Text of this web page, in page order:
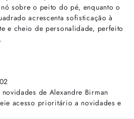
sobre o peito do pé, enquanto o
acrescenta sofisticação à
e cheio de personalidade, perfeito
de Alexandre Birman
acesso prioritário a novidades e